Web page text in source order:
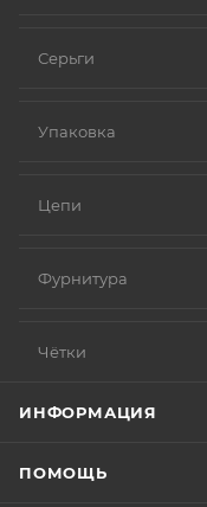
Серьги
Упаковка
Цепи
Фурнитура
Чётки
ИНФОРМАЦИЯ
ПОМОЩЬ